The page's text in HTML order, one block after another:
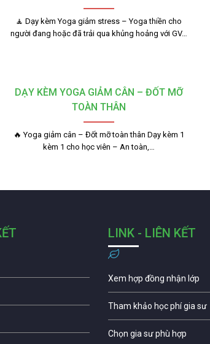
🧘 Dạy kèm Yoga giảm stress – Yoga thiền cho
người đang hoặc đã trải qua khủng hoảng với GV…
DẠY KÈM YOGA GIẢM CÂN – ĐỐT MỠ
TOÀN THÂN
🔥 Yoga giảm cân – Đốt mỡ toàn thân Dạy kèm 1
kèm 1 cho học viên – An toàn,…
LINK - LIÊN KẾT
Xem hợp đồng nhận lớp
Tham khảo học phí gia sư
Chọn gia sư phù hợp